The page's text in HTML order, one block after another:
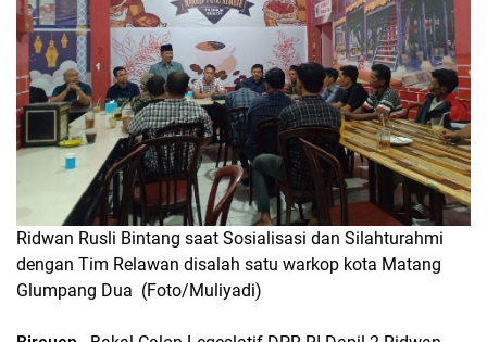
Ridwan Rusli Bintang saat Sosialisasi dan Silahturahmi
dengan Tim Relawan disalah satu warkop kota Matang
Glumpang Dua (Foto/Muliyadi)